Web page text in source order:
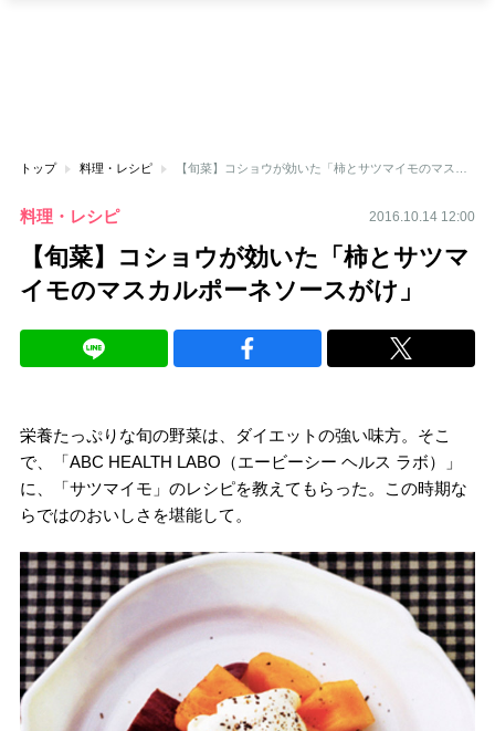
トップ 料理・レシピ
料理・レシピ 2016.10.14 12:00
【旬菜】コショウが効いた「柿とサツマ
イモのマスカルポーネソースがけ」
栄養たっぷりな旬の野菜は、ダイエットの強い味方。そこ
で、「ABC HEALTH LABO（エービーシー ヘルス ラボ）」
に、「サツマイモ」のレシピを教えてもらった。この時期な
らではのおいしさを堪能して。